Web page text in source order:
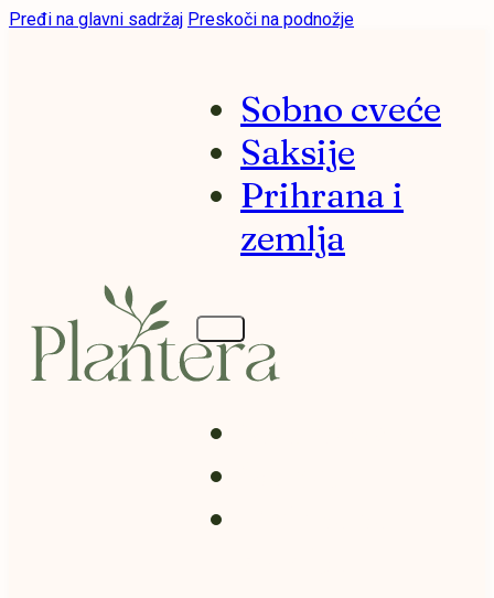
Pređi na glavni sadržaj Preskoči na podnožje
Sobno cveće
Saksije
Prihrana i
zemlja